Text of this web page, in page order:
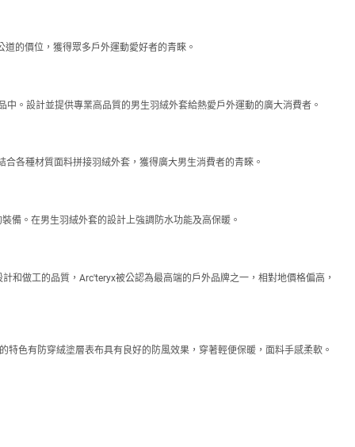
的價位，獲得眾多戶外運動愛好者的青睞。
。設計並提供專業高品質的男生羽絨外套給熱愛戶外運動的廣大消費者。
各種材質面料拼接羽絨外套，獲得廣大男生消費者的青睞。
備。在男生羽絨外套的設計上強調防水功能及高保暖。
和做工的品質，Arc'teryx被公認為最高端的戶外品牌之一，相對地價格偏高，
色有防穿絨塗層表布具有良好的防風效果，穿著輕便保暖，面料手感柔軟。